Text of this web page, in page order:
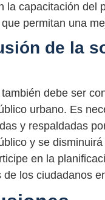
la capacitación del
permitan una
de la
debe ser
urbano. Es
y respaldadas
y se
en la
de los ciudadanos